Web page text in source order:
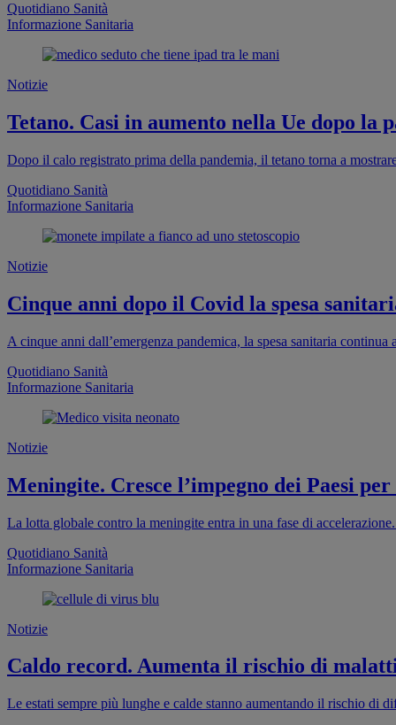
Quotidiano Sanità
Informazione Sanitaria
Notizie
Tetano. Casi in aumento nella Ue dopo la
Dopo il calo registrato prima della pandemia, il tetano torna a
Quotidiano Sanità
Informazione Sanitaria
Notizie
Cinque anni dopo il Covid la spesa
A cinque anni dall’emergenza pandemica, la spesa sanitaria
Quotidiano Sanità
Informazione Sanitaria
Notizie
Meningite. Cresce l’impegno dei Paesi
La lotta globale contro la meningite entra in una fase di
Quotidiano Sanità
Informazione Sanitaria
Notizie
Caldo record. Aumenta il rischio di
Le estati sempre più lunghe e calde stanno aumentando il rischio